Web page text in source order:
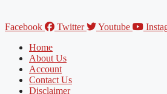
Facebook Twitter Youtube
Home
About Us
Account
Contact Us
Disclaimer